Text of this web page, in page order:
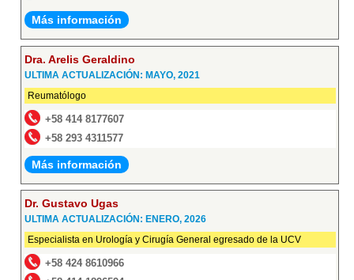
is
external)
Más información
Dra. Arelis Geraldino
ULTIMA ACTUALIZACIÓN: MAYO, 2021
Reumatólogo
+58 414 8177607
+58 293 4311577
Más información
Dr. Gustavo Ugas
ULTIMA ACTUALIZACIÓN: ENERO, 2026
Especialista en Urología y Cirugía General egresado de la UCV
+58 424 8610966